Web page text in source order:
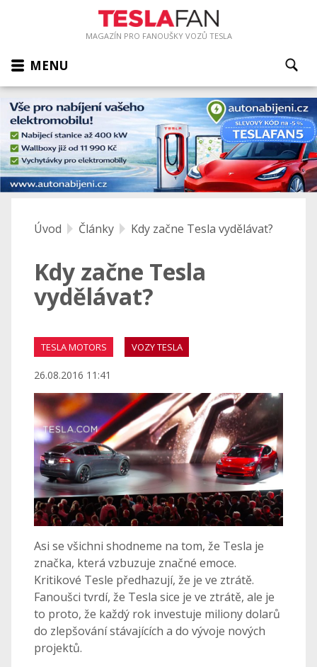
MAGAZÍN PRO FANOUŠKY VOZŮ TESLA
MENU
Úvod Články Kdy začne Tesla vydělávat?
Kdy začne Tesla
vydělávat?
TESLA MOTORS VOZY TESLA
26.08.2016 11:41
Asi se všichni shodneme na tom, že Tesla je
značka, která vzbuzuje značné emoce.
Kritikové Tesle předhazují, že je ve ztrátě.
Fanoušci tvrdí, že Tesla sice je ve ztrátě, ale je
to proto, že každý rok investuje miliony dolarů
do zlepšování stávajících a do vývoje nových
projektů.